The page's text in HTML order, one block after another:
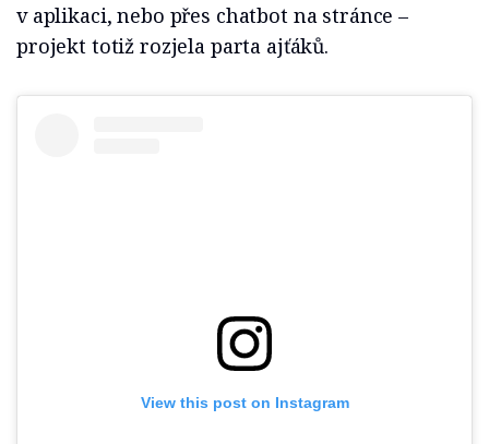
v aplikaci, nebo přes chatbot na stránce –
projekt totiž rozjela parta ajťáků.
View this post on Instagram